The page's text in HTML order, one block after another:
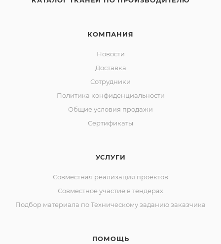
КОМПАНИЯ
Новости
Доставка
Сотрудники
Политика конфиденциальности
Общие условия продажи
Сертификаты
УСЛУГИ
Совместная реализация проектов
Совместное участие в тендерах
Подбор материала по Техническому заданию заказчика
ПОМОЩЬ